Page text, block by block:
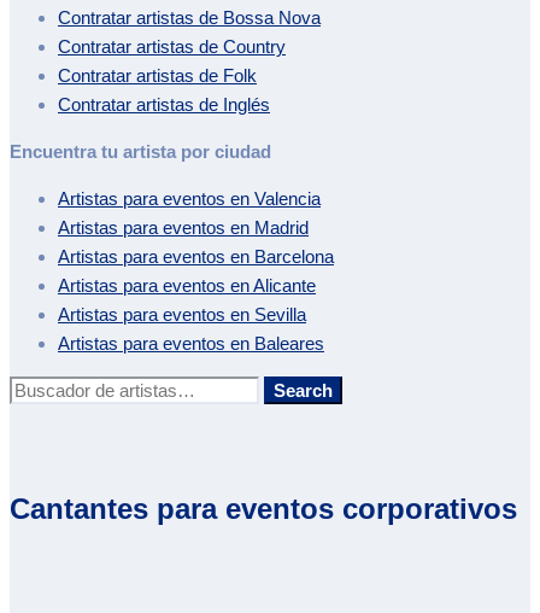
Contratar artistas de Bossa Nova
Contratar artistas de Country
Contratar artistas de Folk
Contratar artistas de Inglés
Encuentra tu artista por ciudad
Artistas para eventos en Valencia
Artistas para eventos en Madrid
Artistas para eventos en Barcelona
Artistas para eventos enAlicante
Artistas para eventos en Sevilla
Artistas para eventos en Baleares
Buscar: Search
Cantantes para eventos corporativos